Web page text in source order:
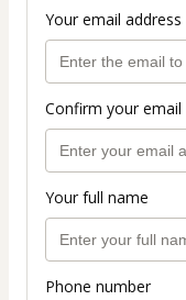
Your email address
Confirm your email
Your full name
Phone number